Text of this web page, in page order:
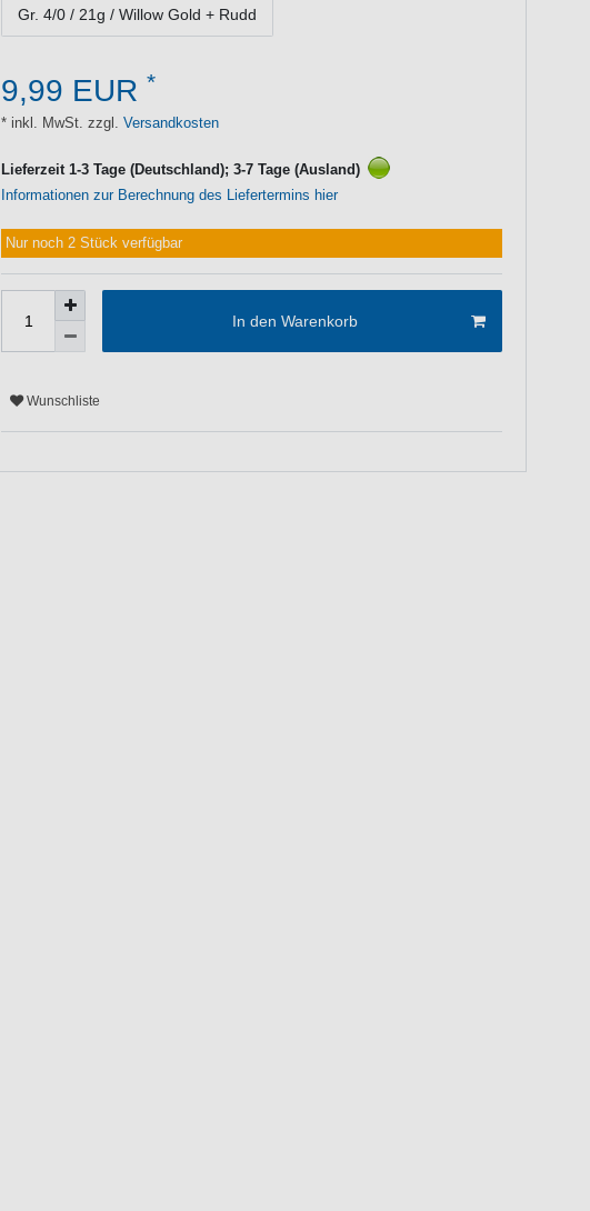
Gr. 4/0 / 21g / Willow Gold + Rudd
9,99 EUR *
* inkl. MwSt. zzgl. Versandkosten
Lieferzeit 1-3 Tage (Deutschland); 3-7 Tage (Ausland)
Informationen zur Berechnung des Liefertermins hier
Nur noch 2 Stück verfügbar
In den Warenkorb
Wunschliste